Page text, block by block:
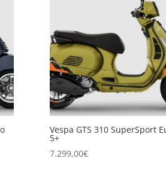
Vespa GTS 310 SuperSport
5+
7.299,00€